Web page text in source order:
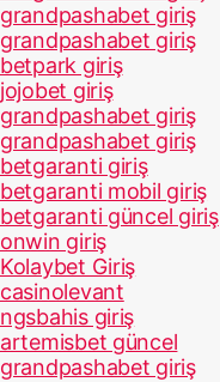
grandpashabet giriş
grandpashabet giriş
betpark giriş
jojobet giriş
grandpashabet giriş
grandpashabet giriş
betgaranti giriş
betgaranti mobil giriş
betgaranti güncel giriş
onwin giriş
Kolaybet Giriş
casinolevant
ngsbahis giriş
artemisbet güncel
grandpashabet giriş